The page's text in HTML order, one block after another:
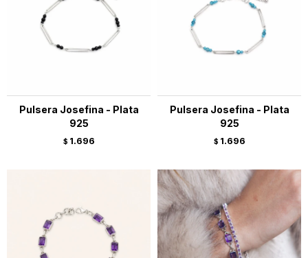
Pulsera Josefina - Plata
925
$ 1.696
Pulsera Josefina - Plata
925
$ 1.696